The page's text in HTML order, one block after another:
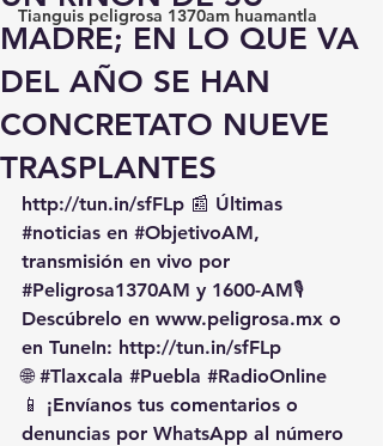
Tianguis peligrosa 1370am huamantla
MADRE; EN LO QUE VA
DEL AÑO SE HAN
CONCRETATO NUEVE
TRASPLANTES
http://tun.in/sfFLp 📰 Últimas
#noticias en #ObjetivoAM,
transmisión en vivo por
#Peligrosa1370AM y 1600-AM🎙️
Descúbrelo en www.peligrosa.mx o
en TuneIn: http://tun.in/sfFLp
🌐 #Tlaxcala #Puebla #RadioOnline
📱 ¡Envíanos tus comentarios o
denuncias por WhatsApp al número